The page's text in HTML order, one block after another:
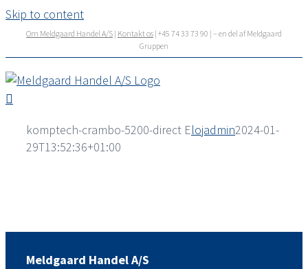
Skip to content
Om Meldgaard Handel A/S | Kontakt os | +45 74 33 73 90 | – en del af Meldgaard
Gruppen
komptech-crambo-5200-direct Elojadmin2024-01-
29T13:52:36+01:00
Meldgaard Handel A/S